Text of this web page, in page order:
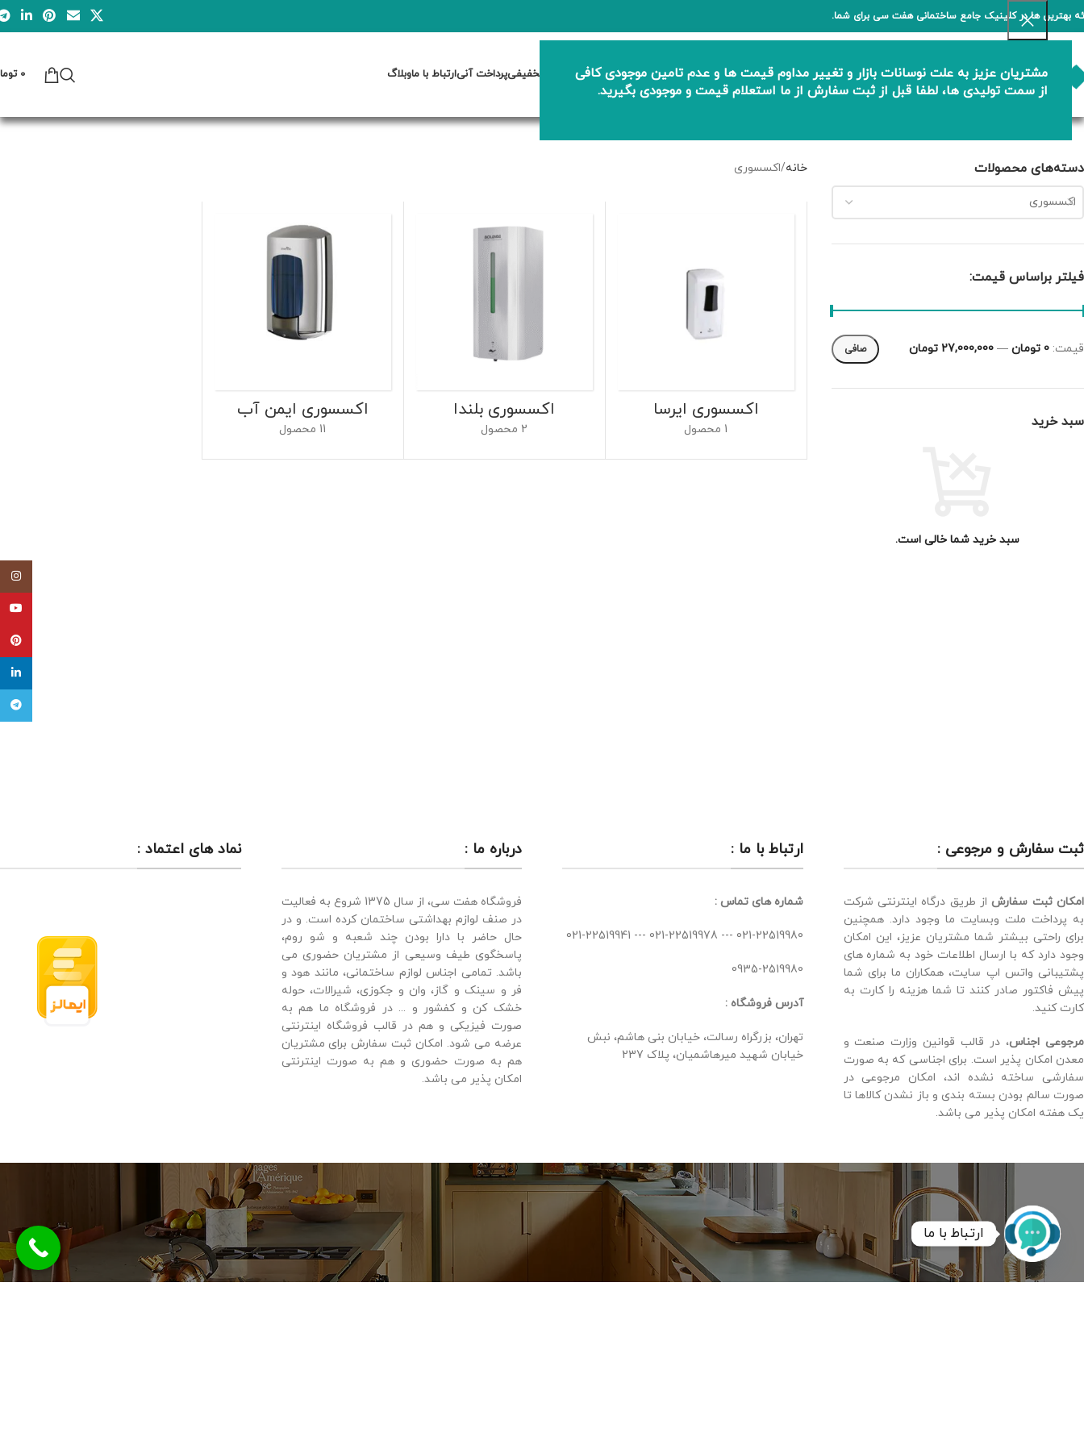
مشتریان عزیز به علت نوسانات بازار و تغییر مداوم قیمت ها و عدم تامین موجودی کافی
از سمت تولیدی ها، لطفا قبل از ثبت سفارش از ما استعلام قیمت و موجودی بگیرید.
بهترین ها در کلینیک جامع ساختمانی هفت سی برای شما.
حمام و سرویس بهداشتیخانه آشپزخانه کاشی سرامیکوان و جکوزیمحصولات تخفیفیپرداخت آنیارتباط با ماوبلاگ 0
اکسسوری
دسته‌های محصولات
اکسسوری
فیلتر براساس قیمت:
صافی قيمت: 0 تومان — 27,000,000 تومان
سبد خرید
سبد خرید شما خالی است.
خانه اکسسوری
اکسسوری ایرسا
1 محصول
اکسسوری بلندا
2 محصول
اکسسوری ایمن آب
11 محصول
نماد های اعتماد : درباره ما :
فروشگاه هفت سی، از سال 1375 شروع به فعالیت
در صنف لوازم بهداشتی ساختمان کرده است. و در
حال حاضر با دارا بودن چند شعبه و شو روم،
پاسخگوی طیف وسیعی از مشتریان حضوری می
باشد. تمامی اجناس لوازم ساختمانی، مانند هود و
فر و سینک و گاز، وان و جکوزی، شیرالات، حوله
خشک کن و کفشور و ... در فروشگاه ما هم به
صورت فیزیکی و هم در قالب فروشگاه اینترنتی
عرضه می شود. امکان ثبت سفارش برای مشتریان
هم به صورت حضوری و هم به صورت اینترنتی
امکان پذیر می باشد.
ارتباط با ما :
شماره های تماس :
021-22519980 --- 021-22519978 --- 021-22519941
0935-2519980
آدرس فروشگاه :
تهران، بزرگراه رسالت، خیابان بنی هاشم، نبش
خیابان شهید میرهاشمیان، پلاک 237
ثبت سفارش و مرجوعی :
امکان ثبت سفارشاز طریق درگاه اینترنتی شرکت
به پرداخت ملت وبسایت ما وجود دارد. همچنین
برای راحتی بیشتر شما مشتریان عزیز، این امکان
وجود دارد که با ارسال اطلاعات خود به شماره های
پشتیبانی واتس اپ سایت، همکاران ما برای شما
پیش فاکتور صادر کنند تا شما هزینه را کارت به
کارت کنید.
مرجوعی اجناس، در قالب قوانین وزارت صنعت و
معدن امکان پذیر است. برای اجناسی که به صورت
سفارشی ساخته نشده اند، امکان مرجوعی در
صورت سالم بودن بسته بندی و باز نشدن کالاها تا
یک هفته امکان پذیر می باشد.
تلگرام
ارتباط با ما
Open
chaty